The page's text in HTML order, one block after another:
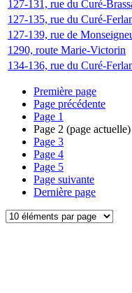
127-131, rue du Curé-
127-135, rue du Curé-
127-139, rue de
1290, route Marie-Victorin
134-136, rue du Curé-
Première page
Page précédente
Page 1
Page 2 (page actuelle)
Page 3
Page 4
Page 5
Page suivante
Dernière page